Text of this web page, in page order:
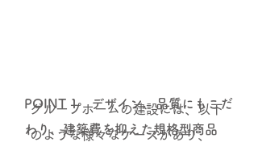
POINT 1 デザイン、品質にもこだ
わり、建築費を抑えた規格型商品
グループホームの建設には、以下
のような様々なケースがあり、